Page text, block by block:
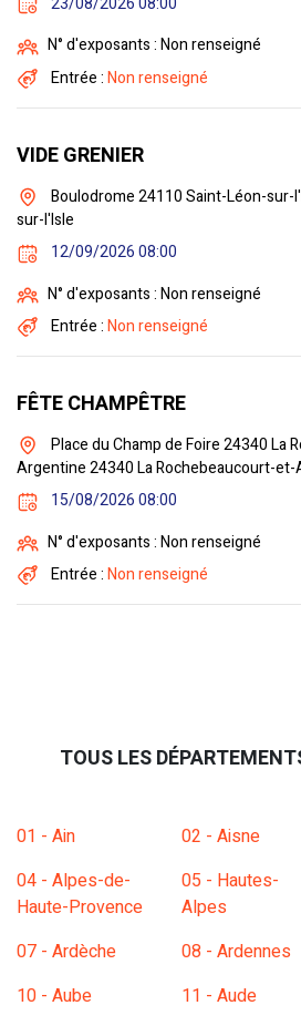
N° d'exposants : Non renseigné
Entrée :Non renseigné
VIDE GRENIER
Boulodrome 24110 Saint-Léon-sur-
sur-l'Isle
12/09/2026 08:00
N° d'exposants : Non renseigné
Entrée :Non renseigné
FÊTE CHAMPÊTRE
Place du Champ de Foire 24340 La
Argentine 24340 La Rochebeaucourt-
15/08/2026 08:00
N° d'exposants : Non renseigné
Entrée :Non renseigné
TOUS LES
01 - Ain 02 - Aisne
04 - Alpes-de-
Haute-Provence
05 - Hautes-
Alpes
07 - Ardèche
08 - Ardennes
10 - Aube
11 - Aude